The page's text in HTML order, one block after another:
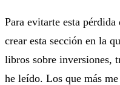
Para evitarte esta
crear esta sección en la
libros sobre inversiones,
he leído. Los que más